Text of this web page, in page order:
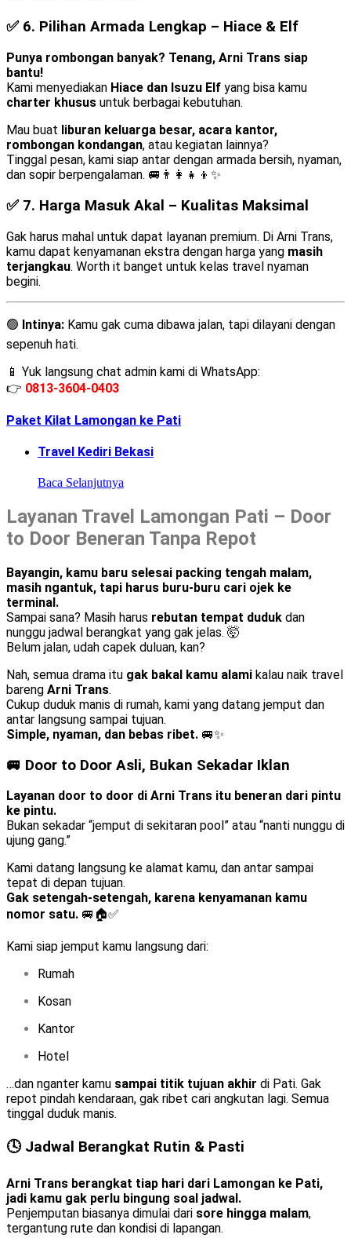
✅ 6. Pilihan Armada Lengkap – Hiace & Elf
Punya rombongan banyak? Tenang, Arni Trans siap
bantu!
Kami menyediakan Hiace dan Isuzu Elf yang bisa kamu
charter khusus untuk berbagai kebutuhan.
Mau buat liburan keluarga besar, acara kantor,
rombongan kondangan, atau kegiatan lainnya?
Tinggal pesan, kami siap antar dengan armada bersih, nyaman,
dan sopir berpengalaman. 🚐👨‍👩‍👧‍👦✨
✅ 7. Harga Masuk Akal – Kualitas Maksimal
Gak harus mahal untuk dapat layanan premium. Di Arni Trans,
kamu dapat kenyamanan ekstra dengan harga yang masih
terjangkau. Worth it banget untuk kelas travel nyaman
begini.
🟢 Intinya: Kamu gak cuma dibawa jalan, tapi dilayani dengan
sepenuh hati.
📱 Yuk langsung chat admin kami di WhatsApp:
👉 0813-3604-0403
Paket Kilat Lamongan ke Pati
Travel Kediri Bekasi
Baca Selanjutnya
Layanan Travel Lamongan Pati – Door
to Door Beneran Tanpa Repot
Bayangin, kamu baru selesai packing tengah malam,
masih ngantuk, tapi harus buru-buru cari ojek ke
terminal.
Sampai sana? Masih harus rebutan tempat duduk dan
nunggu jadwal berangkat yang gak jelas. 🤯
Belum jalan, udah capek duluan, kan?
Nah, semua drama itu gak bakal kamu alami kalau naik travel
bareng Arni Trans.
Cukup duduk manis di rumah, kami yang datang jemput dan
antar langsung sampai tujuan.
Simple, nyaman, dan bebas ribet. 🚐✨
🚐 Door to Door Asli, Bukan Sekadar Iklan
Layanan door to door di Arni Trans itu beneran dari pintu
ke pintu.
Bukan sekadar “jemput di sekitaran pool” atau “nanti nunggu di
ujung gang.”
Kami datang langsung ke alamat kamu, dan antar sampai
tepat di depan tujuan.
Gak setengah-setengah, karena kenyamanan kamu
nomor satu. 🚐🏠✅
Kami siap jemput kamu langsung dari:
Rumah
Kosan
Kantor
Hotel
…dan nganter kamu sampai titik tujuan akhir di Pati. Gak
repot pindah kendaraan, gak ribet cari angkutan lagi. Semua
tinggal duduk manis.
🕓 Jadwal Berangkat Rutin & Pasti
Arni Trans berangkat tiap hari dari Lamongan ke Pati,
jadi kamu gak perlu bingung soal jadwal.
Penjemputan biasanya dimulai dari sore hingga malam,
tergantung rute dan kondisi di lapangan.